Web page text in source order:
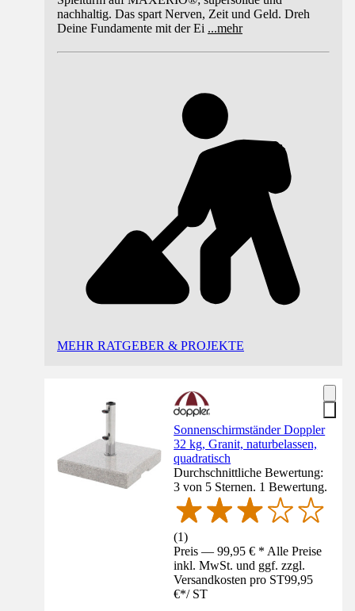
nachhaltig. Das spart Nerven, Zeit und Geld. Dreh
Deine Fundamente mit der Ei ...mehr
MEHR RATGEBER & PROJEKTE
Sonnenschirmständer Doppler
32 kg, Granit, naturbelassen,
quadratisch
Durchschnittliche Bewertung:
3 von 5 Sternen. 1 Bewertung.
(1)
Preis — 99,95 € * Alle Preise
inkl. MwSt. und ggf. zzgl.
Versandkosten pro ST99,95
€*/ ST